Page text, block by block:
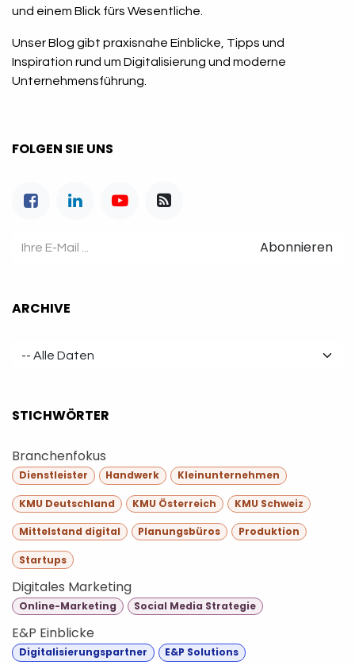
und einem Blick fürs Wesentliche.
Unser Blog gibt praxisnahe Einblicke, Tipps und
Inspiration rund um Digitalisierung und moderne
Unternehmensführung.
FOLGEN SIE UNS
Abonnieren
ARCHIVE
STICHWÖRTER
Branchenfokus
Dienstleister Handwerk Kleinunternehmen
KMU Deutschland KMU Österreich KMU Schweiz
Mittelstand digital Planungsbüros Produktion
Startups
Digitales Marketing
Online-Marketing Social Media Strategie
E&P Einblicke
Digitalisierungspartner E&P Solutions